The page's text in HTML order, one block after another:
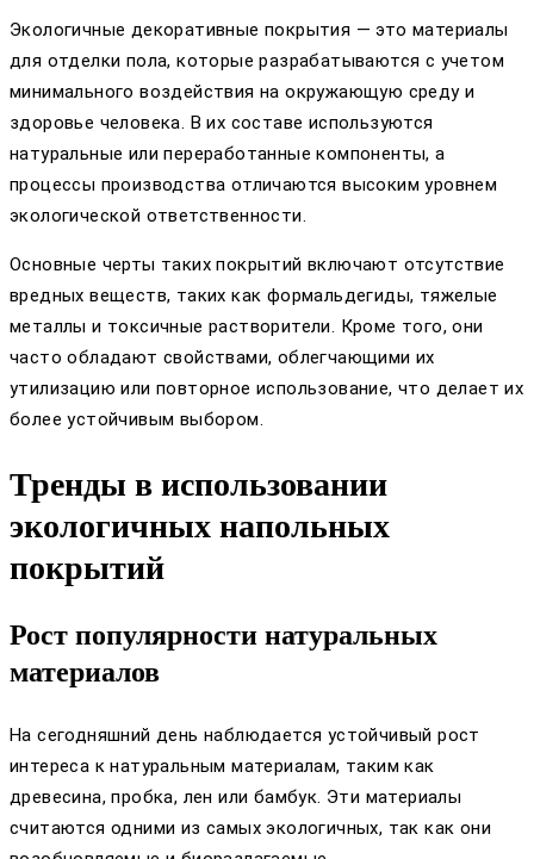
Экологичные декоративные покрытия — это материалы
для отделки пола, которые разрабатываются с учетом
минимального воздействия на окружающую среду и
здоровье человека. В их составе используются
натуральные или переработанные компоненты, а
процессы производства отличаются высоким уровнем
экологической ответственности.
Основные черты таких покрытий включают отсутствие
вредных веществ, таких как формальдегиды, тяжелые
металлы и токсичные растворители. Кроме того, они
часто обладают свойствами, облегчающими их
утилизацию или повторное использование, что делает их
более устойчивым выбором.
Тренды в использовании
экологичных напольных
покрытий
Рост популярности натуральных
материалов
На сегодняшний день наблюдается устойчивый рост
интереса к натуральным материалам, таким как
древесина, пробка, лен или бамбук. Эти материалы
считаются одними из самых экологичных, так как они